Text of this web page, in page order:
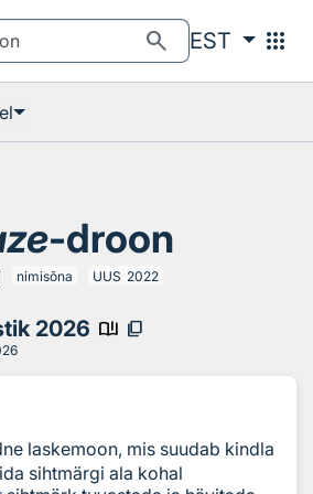
search EST apps
-droon
nimisõna UUS 2022
2026 book_ribbon content_copy
laskemoon, mis suudab kindla
sihtmärgi ala kohal